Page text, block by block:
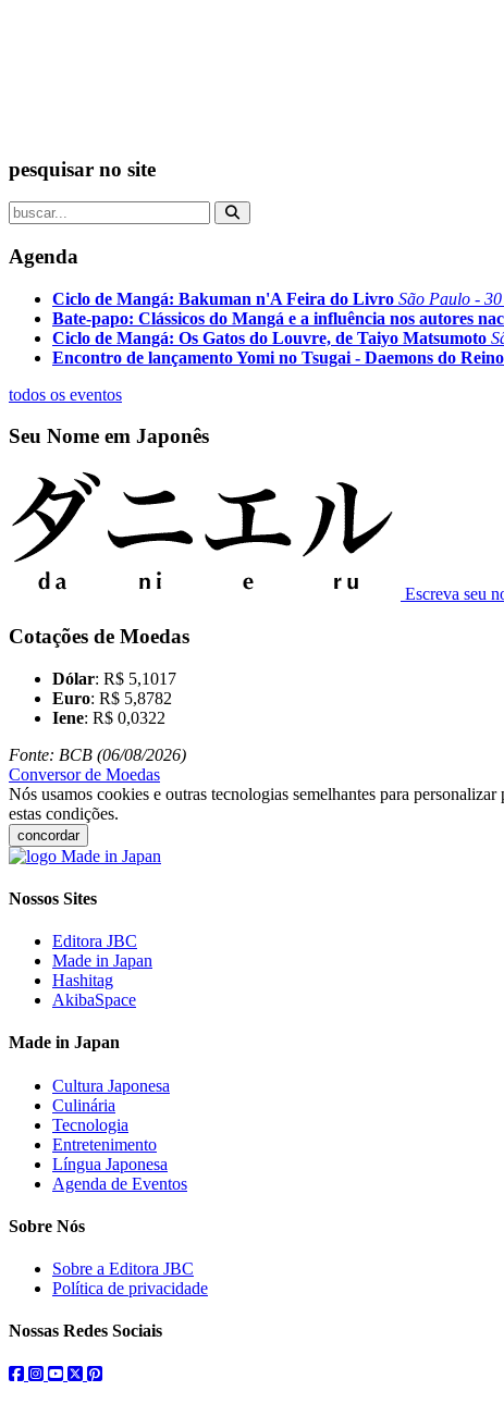
pesquisar no site
Agenda
Ciclo de Mangá: Bakuman n'A Feira do Livro São Paulo -
Bate-papo: Clássicos do Mangá e a influência nos autores
Ciclo de Mangá: Os Gatos do Louvre, de Taiyo Matsumoto
Encontro de lançamento Yomi no Tsugai - Daemons do
todos os eventos
Seu Nome em Japonês
Escreva seu
Cotações de Moedas
Dólar: R$ 5,1017
Euro: R$ 5,8782
Iene: R$ 0,0322
Fonte: BCB (06/08/2026)
Conversor de Moedas
Nós usamos cookies e outras tecnologias semelhantes para
estas condições.
concordar
Nossos Sites
Editora JBC
Made in Japan
Hashitag
AkibaSpace
Made in Japan
Cultura Japonesa
Culinária
Tecnologia
Entretenimento
Língua Japonesa
Agenda de Eventos
Sobre Nós
Sobre a Editora JBC
Política de privacidade
Nossas Redes Sociais
facebook
instagram
youtube
twitterpinterest